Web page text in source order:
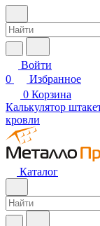
Войти
0
Избранное
0 Корзина
Калькулятор
кровли
Каталог